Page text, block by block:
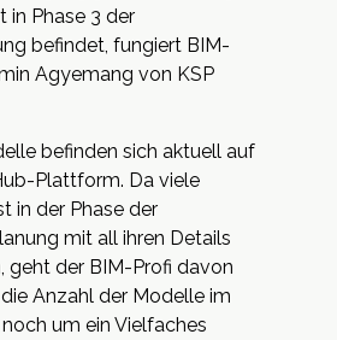
in Phase 3 der
befindet, fungiert BIM-
Agyemang von KSP
befinden sich aktuell auf
Plattform. Da viele
in der Phase der
mit all ihren Details
geht der BIM-Profi davon
Anzahl der Modelle im
um ein Vielfaches